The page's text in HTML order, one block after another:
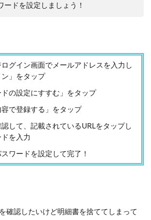
ードを設定しましょう！
グイン画面でメールアドレスを入力し
」をタップ
ドの設定にすすむ」をタップ
容で登録する」をタップ
認して、記載されているURLをタップし
を入力
ワードを設定して完了！
確認したいけど明細書を捨ててしまって